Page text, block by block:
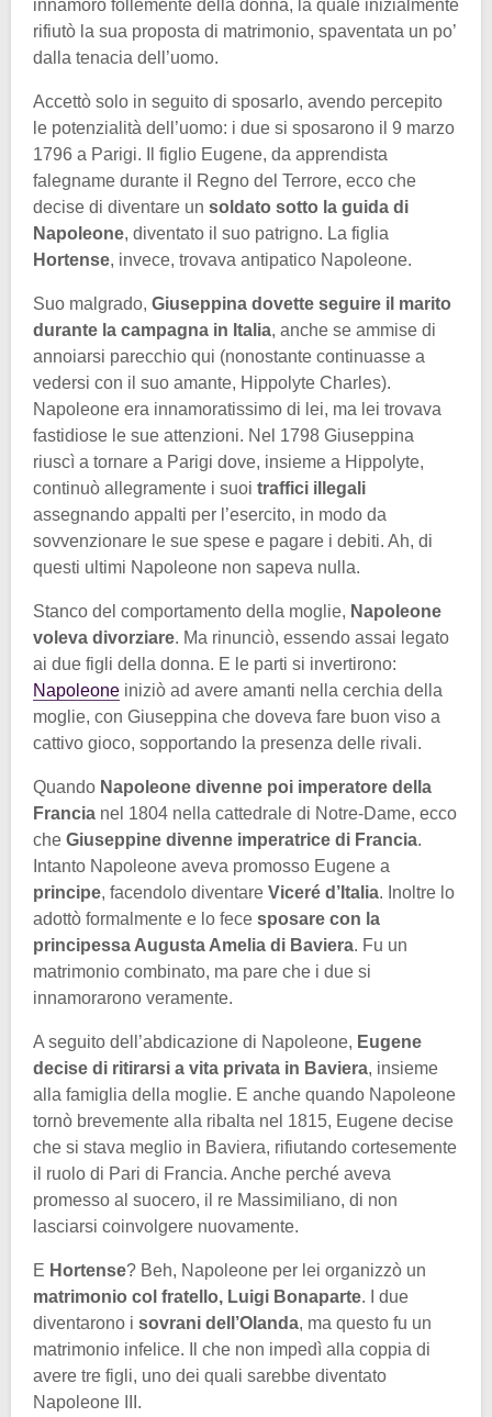
innamorò follemente della donna, la quale inizialmente
rifiutò la sua proposta di matrimonio, spaventata un po’
dalla tenacia dell’uomo.
Accettò solo in seguito di sposarlo, avendo percepito
le potenzialità dell’uomo: i due si sposarono il 9 marzo
1796 a Parigi. Il figlio Eugene, da apprendista
falegname durante il Regno del Terrore, ecco che
decise di diventare un soldato sotto la guida di
Napoleone, diventato il suo patrigno. La figlia
Hortense, invece, trovava antipatico Napoleone.
Suo malgrado, Giuseppina dovette seguire il marito
durante la campagna in Italia, anche se ammise di
annoiarsi parecchio qui (nonostante continuasse a
vedersi con il suo amante, Hippolyte Charles).
Napoleone era innamoratissimo di lei, ma lei trovava
fastidiose le sue attenzioni. Nel 1798 Giuseppina
riuscì a tornare a Parigi dove, insieme a Hippolyte,
continuò allegramente i suoi traffici illegali
assegnando appalti per l’esercito, in modo da
sovvenzionare le sue spese e pagare i debiti. Ah, di
questi ultimi Napoleone non sapeva nulla.
Stanco del comportamento della moglie, Napoleone
voleva divorziare. Ma rinunciò, essendo assai legato
ai due figli della donna. E le parti si invertirono:
Napoleone iniziò ad avere amanti nella cerchia della
moglie, con Giuseppina che doveva fare buon viso a
cattivo gioco, sopportando la presenza delle rivali.
Quando Napoleone divenne poi imperatore della
Francia nel 1804 nella cattedrale di Notre-Dame, ecco
che Giuseppine divenne imperatrice di Francia.
Intanto Napoleone aveva promosso Eugene a
principe, facendolo diventare Viceré d’Italia. Inoltre lo
adottò formalmente e lo fece sposare con la
principessa Augusta Amelia di Baviera. Fu un
matrimonio combinato, ma pare che i due si
innamorarono veramente.
A seguito dell’abdicazione di Napoleone, Eugene
decise di ritirarsi a vita privata in Baviera, insieme
alla famiglia della moglie. E anche quando Napoleone
tornò brevemente alla ribalta nel 1815, Eugene decise
che si stava meglio in Baviera, rifiutando cortesemente
il ruolo di Pari di Francia. Anche perché aveva
promesso al suocero, il re Massimiliano, di non
lasciarsi coinvolgere nuovamente.
E Hortense? Beh, Napoleone per lei organizzò un
matrimonio col fratello, Luigi Bonaparte. I due
diventarono i sovrani dell’Olanda, ma questo fu un
matrimonio infelice. Il che non impedì alla coppia di
avere tre figli, uno dei quali sarebbe diventato
Napoleone III.